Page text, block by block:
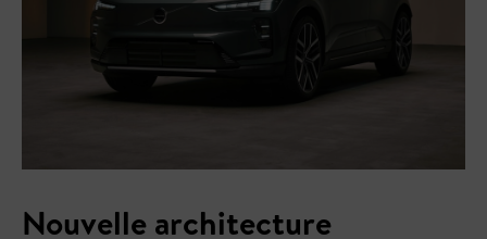
Nouvelle architecture